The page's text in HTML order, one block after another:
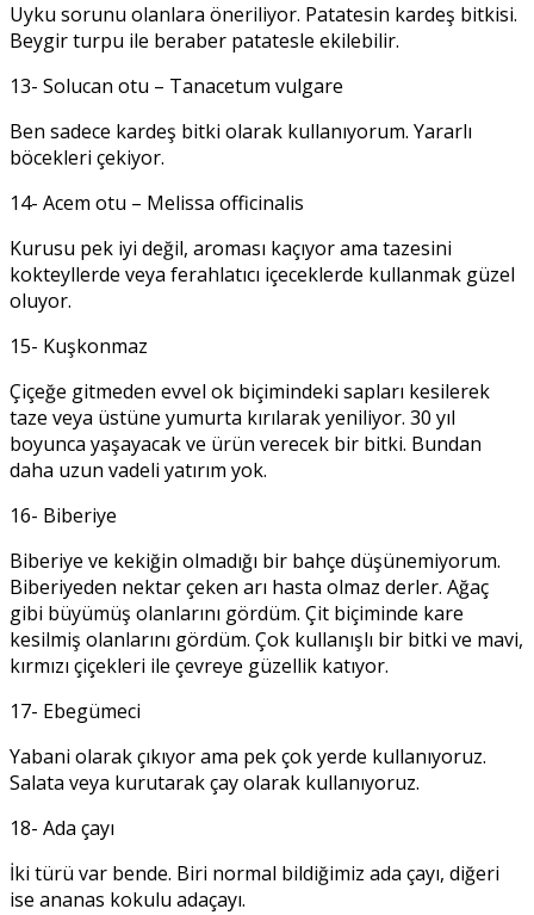
Uyku sorunu olanlara öneriliyor. Patatesin kardeş bitkisi.
Beygir turpu ile beraber patatesle ekilebilir.
13- Solucan otu – Tanacetum vulgare
Ben sadece kardeş bitki olarak kullanıyorum. Yararlı
böcekleri çekiyor.
14- Acem otu – Melissa officinalis
Kurusu pek iyi değil, aroması kaçıyor ama tazesini
kokteyllerde veya ferahlatıcı içeceklerde kullanmak güzel
oluyor.
15- Kuşkonmaz
Çiçeğe gitmeden evvel ok biçimindeki sapları kesilerek
taze veya üstüne yumurta kırılarak yeniliyor. 30 yıl
boyunca yaşayacak ve ürün verecek bir bitki. Bundan
daha uzun vadeli yatırım yok.
16- Biberiye
Biberiye ve kekiğin olmadığı bir bahçe düşünemiyorum.
Biberiyeden nektar çeken arı hasta olmaz derler. Ağaç
gibi büyümüş olanlarını gördüm. Çit biçiminde kare
kesilmiş olanlarını gördüm. Çok kullanışlı bir bitki ve mavi,
kırmızı çiçekleri ile çevreye güzellik katıyor.
17- Ebegümeci
Yabani olarak çıkıyor ama pek çok yerde kullanıyoruz.
Salata veya kurutarak çay olarak kullanıyoruz.
18- Ada çayı
İki türü var bende. Biri normal bildiğimiz ada çayı, diğeri
ise ananas kokulu adaçayı.